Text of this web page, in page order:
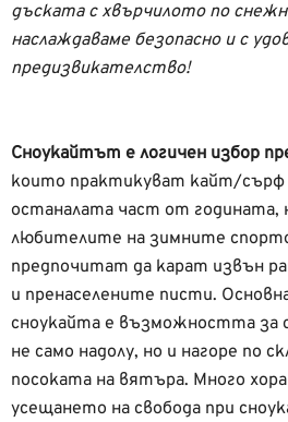
дъската с хвърчилото по
наслаждаваме безопасно и с
предизвикателство!
Сноукайтът е логичен избор
които практикуват кайт/сърф
останалата част от годината,
любителите на зимните
предпочитат да карат извън
и пренаселените писти.
сноукайта е възможността за
не само надолу, но и нагоре по
посоката на вятъра. Много
усещането на свобода при